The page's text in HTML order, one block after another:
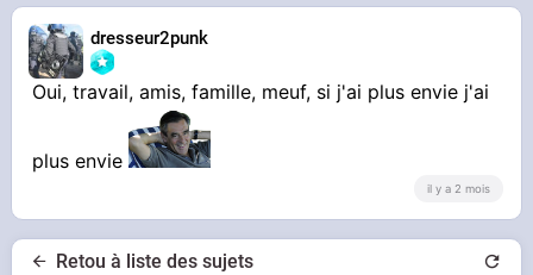
dresseur2punk
Oui, travail, amis, famille, meuf, si j'ai plus envie j'ai
plus envie
il y a 2 mois
Retou à liste des sujets